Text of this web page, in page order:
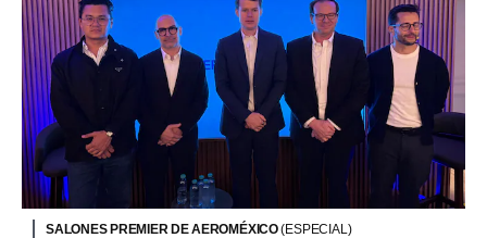
SALONES PREMIER DE AEROMÉXICO(ESPECIAL)